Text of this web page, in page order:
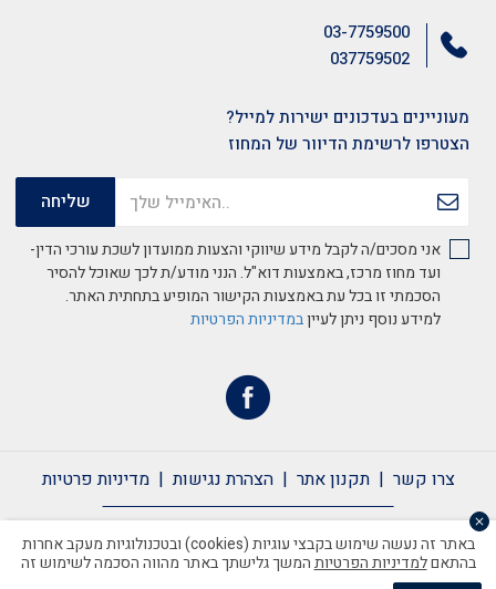
03-7759500
037759502
מעוניינים בעדכונים ישירות למייל?
הצטרפו לרשימת הדיוור של המחוז
אני מסכים/ה לקבל מידע שיווקי והצעות ממועדון לשכת עורכי הדין-
ועד מחוז מרכז, באמצעות דוא"ל. הנני מודע/ת לכך שאוכל להסיר
הסכמתי זו בכל עת באמצעות הקישור המופיע בתחתית האתר.
למידע נוסף ניתן לעייןבמדיניות הפרטיות
צרו קשר תקנון אתר הצהרת נגישות מדיניות פרטיות
כל הזכויות שמורות לשכת עורכי הדין ©2020
צרו קשר תקנון אתר הצהרת נגישות מדיניות פרטיות
באתר זה נעשה שימוש בקבצי עוגיות (cookies) ובטכנולוגיות מעקב אחרות
בהתאםלמדיניות הפרטיותהמשך גלישתך באתר מהווה הסכמה לשימוש זה